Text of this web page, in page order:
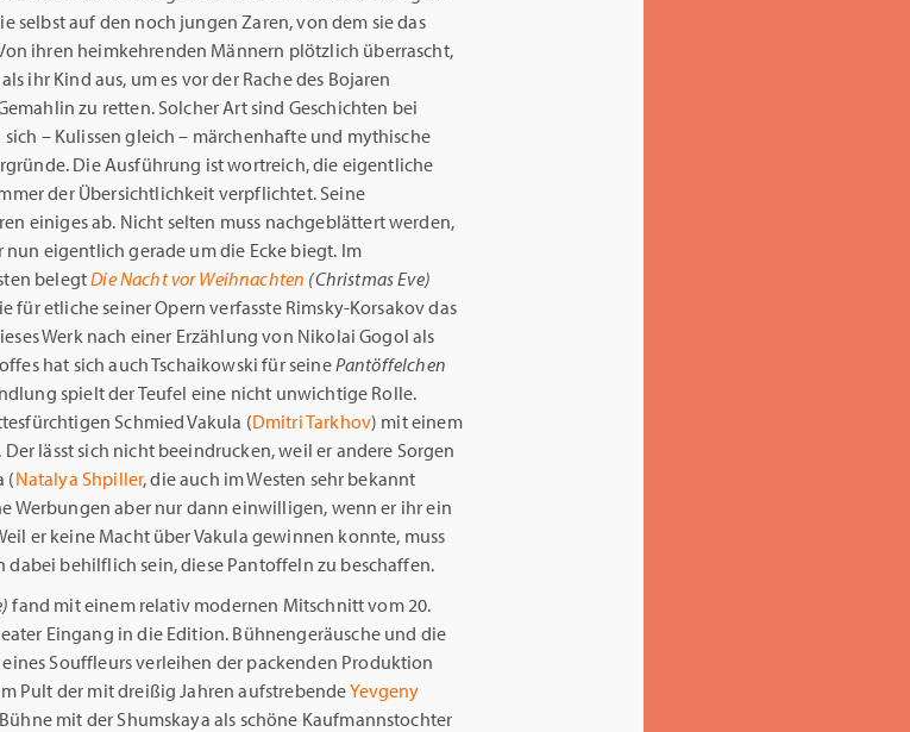
selbst auf den noch jungen Zaren, von dem sie das
ihren heimkehrenden Männern plötzlich überrascht,
ihr Kind aus, um es vor der Rache des Bojaren
zu retten. Solcher Art sind Geschichten bei
– Kulissen gleich – märchenhafte und mythische
Die Ausführung ist wortreich, die eigentliche
der Übersichtlichkeit verpflichtet. Seine
einiges ab. Nicht selten muss nachgeblättert werden,
nun eigentlich gerade um die Ecke biegt. Im
belegtDie Nacht vor Weihnachten (Christmas Eve)
für etliche seiner Opern verfasste Rimsky-Korsakov das
Werk nach einer Erzählung von Nikolai Gogol als
hat sich auch Tschaikowski für seinePantöffelchen
spielt der Teufel eine nicht unwichtige Rolle.
Schmied Vakula (Dmitri Tarkhov) mit einem
lässt sich nicht beeindrucken, weil er andere Sorgen
(Natalya Shpiller, die auch im Westen sehr bekannt
Werbungen aber nur dann einwilligen, wenn er ihr ein
er keine Macht über Vakula gewinnen konnte, muss
dabei behilflich sein, diese Pantoffeln zu beschaffen.
fand mit einem relativ modernen Mitschnitt vom 20.
Eingang in die Edition. Bühnengeräusche und die
Souffleurs verleihen der packenden Produktion
Pult der mit dreißig Jahren aufstrebendeYevgeny
mit der Shumskaya als schöne Kaufmannstochter